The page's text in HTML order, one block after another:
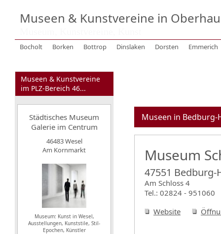
Museen & Kunstvereine in
Bocholt Borken Bottrop Dinslaken Dorsten Emmerich
Museen in Bedburg-
Museum
47551 Bedburg-
Am Schloss 4
Tel.: 02824 - 951060
Website
Museen & Kunstvereine
im PLZ-Bereich 46...
Städtisches Museum
Galerie im Centrum
46483 Wesel
Am Kornmarkt
Museum: Kunst in Wesel,
Ausstellungen, Kunststile, Stil-
Epochen, Künstler